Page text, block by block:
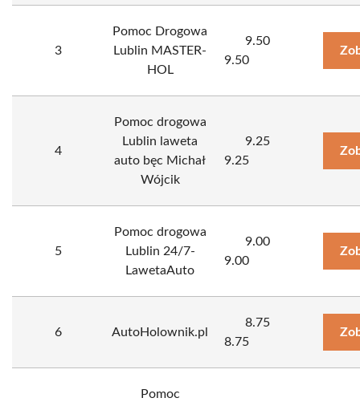
3
Pomoc Drogowa
Lublin MASTER-
HOL
9.50
9.50
4
Pomoc drogowa
Lublin laweta
auto bęc Michał
Wójcik
9.25
9.25
5
Pomoc drogowa
Lublin 24/7-
LawetaAuto
9.00
9.00
6 AutoHolownik.pl
8.75
8.75
Pomoc